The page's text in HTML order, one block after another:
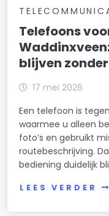
Telefoons
blijven
17 mei 2026
Een telefoon is
waarmee u alleen
foto’s en gebruikt
routebeschrijving.
bediening duidelijk
LEES VERDER